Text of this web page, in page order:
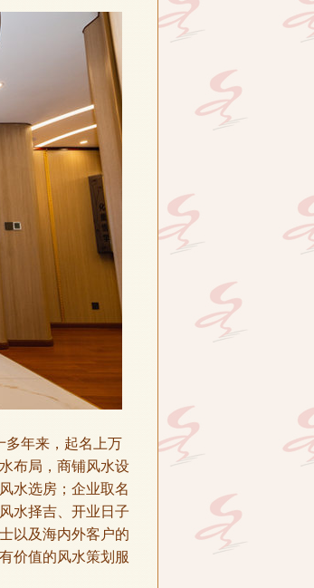
多年来，起名上万
布局，商铺风水设
水选房；企业取名
水择吉、开业日子
以及海内外客户的
价值的风水策划服